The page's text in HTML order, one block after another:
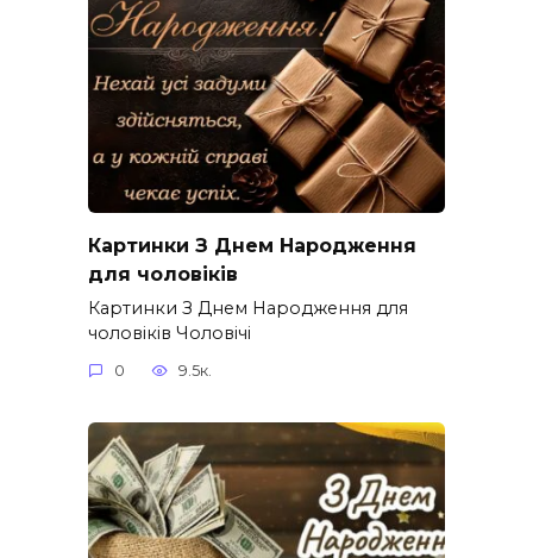
Картинки З Днем Народження
для чоловіків​
Картинки З Днем Народження для
чоловіків​ Чоловічі
0 9.5к.